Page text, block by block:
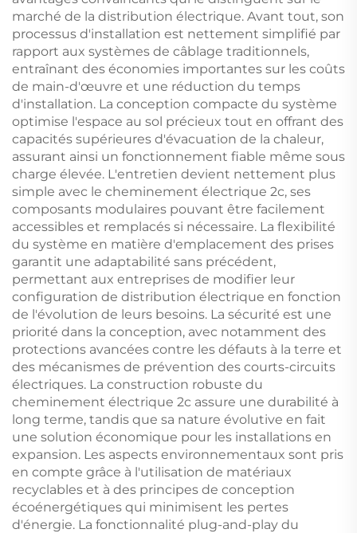
marché de la distribution électrique. Avant tout, son
processus d'installation est nettement simplifié par
rapport aux systèmes de câblage traditionnels,
entraînant des économies importantes sur les coûts
de main-d'œuvre et une réduction du temps
d'installation. La conception compacte du système
optimise l'espace au sol précieux tout en offrant des
capacités supérieures d'évacuation de la chaleur,
assurant ainsi un fonctionnement fiable même sous
charge élevée. L'entretien devient nettement plus
simple avec le cheminement électrique 2c, ses
composants modulaires pouvant être facilement
accessibles et remplacés si nécessaire. La flexibilité
du système en matière d'emplacement des prises
garantit une adaptabilité sans précédent,
permettant aux entreprises de modifier leur
configuration de distribution électrique en fonction
de l'évolution de leurs besoins. La sécurité est une
priorité dans la conception, avec notamment des
protections avancées contre les défauts à la terre et
des mécanismes de prévention des courts-circuits
électriques. La construction robuste du
cheminement électrique 2c assure une durabilité à
long terme, tandis que sa nature évolutive en fait
une solution économique pour les installations en
expansion. Les aspects environnementaux sont pris
en compte grâce à l'utilisation de matériaux
recyclables et à des principes de conception
écoénergétiques qui minimisent les pertes
d'énergie. La fonctionnalité plug-and-play du